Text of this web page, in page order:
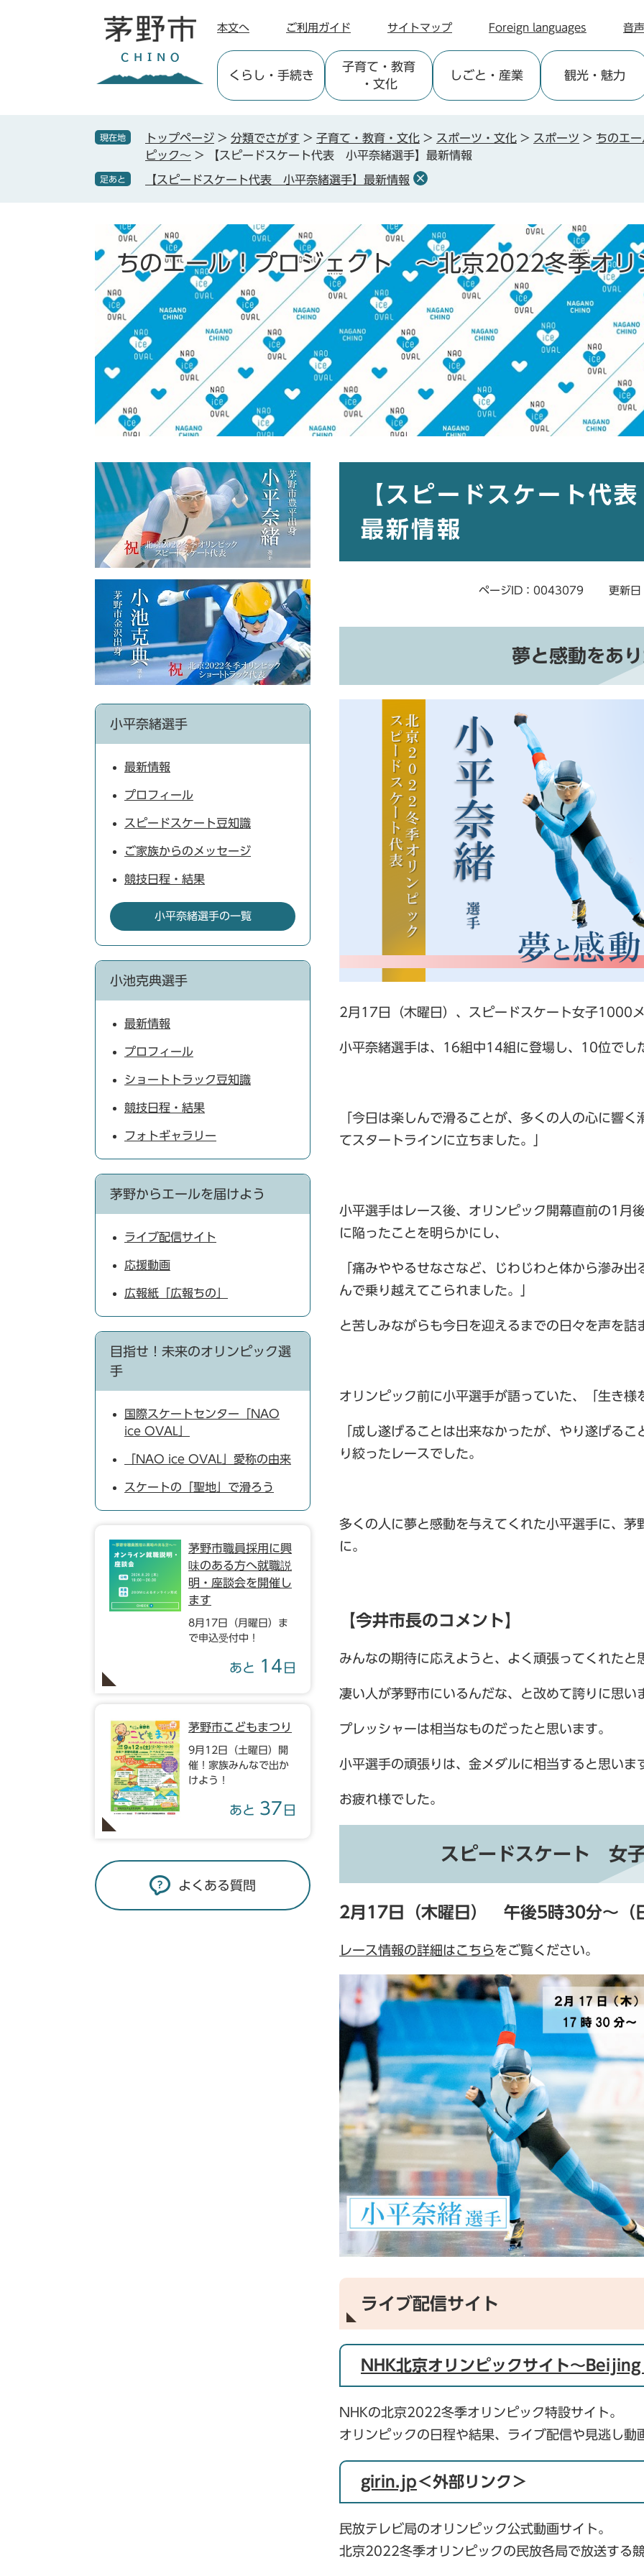
本文へ ご利用ガイド サイトマップ Foreign languages 音
くらし ・手続き
子育て ・教育
・文化
しごと ・産業 観光・魅力
現在地 トップページ > 分類でさがす > 子育て・教育・文化 > スポーツ・文化 > スポーツ > ちのエ
ピック～ > 【スピードスケート代表 小平奈緒選手】最新情報
足あと 【スピードスケート代表 小平奈緒選手】最新情報
ちのエール！プロジェクト ～北京2022冬季オリ
【スピードスケート代
最新情報
ページID：0043079 更新
夢と感動をあ
2月17日（木曜日）、スピードスケート女子1000
小平奈緒選手は、16組中14組に登場し、10位でし
「今日は楽しんで滑ることが、多くの人の心に響
てスタートラインに立ちました。」
小平選手はレース後、オリンピック開幕直前の1月
に陥ったことを明らかにし、
「痛みややるせなさなど、じわじわと体から滲み
んで乗り越えてこられました。」
と苦しみながらも今日を迎えるまでの日々を声を詰
オリンピック前に小平選手が語っていた、「生き様
「成し遂げることは出来なかったが、やり遂げる
り絞ったレースでした。
多くの人に夢と感動を与えてくれた小平選手に、
に。
【今井市長のコメント】
みんなの期待に応えようと、よく頑張ってくれたと
凄い人が茅野市にいるんだな、と改めて誇りに思い
プレッシャーは相当なものだったと思います。
小平選手の頑張りは、金メダルに相当すると思いま
お疲れ様でした。
スピードスケート 女
2月17日（木曜日） 午後5時30分～（
レース情報の詳細はこちらをご覧ください。
ライブ配信サイト
NHK北京オリンピックサイト～
NHKの北京2022冬季オリンピック特設サイト。
オリンピックの日程や結果、ライブ配信や見逃し
girin.jp＜外部リンク＞
民放テレビ局のオリンピック公式動画サイト。
北京2022冬季オリンピックの民放各局で放送する
小平奈緒選手
最新情報
プロフィール
スピードスケート豆知識
ご家族からのメッセージ
競技日程・結果
小平奈緒選手の一覧
小池克典選手
最新情報
プロフィール
ショートトラック豆知識
競技日程・結果
フォトギャラリー
茅野からエールを届けよう
ライブ配信サイト
応援動画
広報紙「広報ちの」
目指せ！未来のオリンピック選
手
国際スケートセンター「NAO
ice OVAL」
「NAO ice OVAL」愛称の由来
スケートの「聖地」で滑ろう
茅野市職員採用に興
味のある方へ就職説
明・座談会を開催し
ます
8月17日（月曜日）ま
で申込受付中！
あと 14 日
茅野市こどもまつり
9月12日（土曜日）開
催！家族みんなで出か
けよう！
あと 37 日
よくある質問